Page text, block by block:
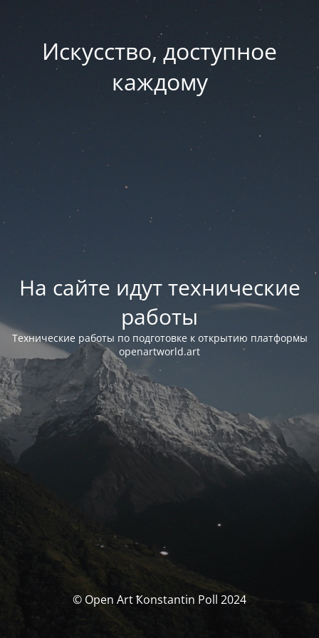
Искусство, доступное
каждому
На сайте идут технические
работы
Технические работы по подготовке к открытию платформы
openartworld.art
© Open Art Ҟonstantin Poll 2024